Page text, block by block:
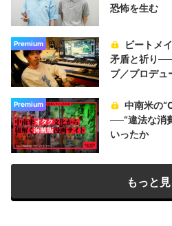
恐怖を生む
Premium
ビートメ
矛盾と祈り
プ／プロデュ
Premium
中南米の
──“違法な消
いったか
もっと